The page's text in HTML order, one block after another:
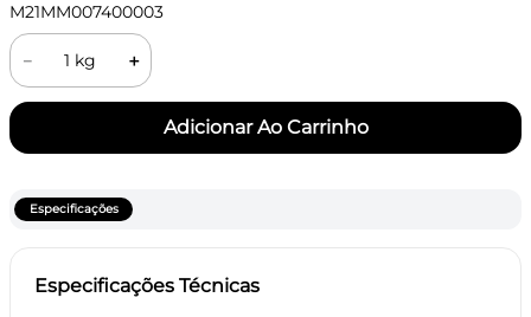
M21MM007400003
＋
－
Especificações
Especificações Técnicas